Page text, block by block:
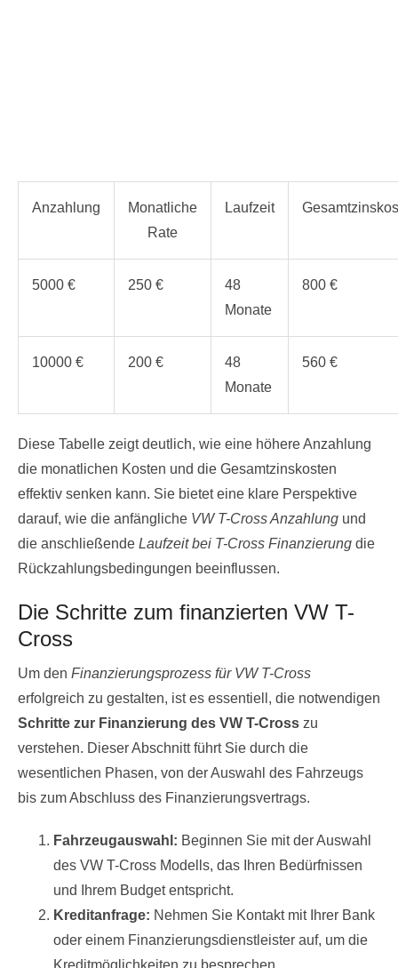
Anzahlung
Monatliche
Rate
Laufzeit
5000 € 250 €
48
Monate
800 €
10000 € 200 €
48
Monate
560 €
Diese Tabelle zeigt deutlich, wie eine höhere Anzahlung
die monatlichen Kosten und die Gesamtzinskosten
effektiv senken kann. Sie bietet eine klare Perspektive
darauf, wie die anfängliche VW T-Cross Anzahlung und
die anschließende Laufzeit bei T-Cross Finanzierung die
Rückzahlungsbedingungen beeinflussen.
Die Schritte zum finanzierten VW T-
Cross
Um den Finanzierungsprozess für VW T-Cross
erfolgreich zu gestalten, ist es essentiell, die notwendigen
Schritte zur Finanzierung des VW T-Cross zu
verstehen. Dieser Abschnitt führt Sie durch die
wesentlichen Phasen, von der Auswahl des Fahrzeugs
bis zum Abschluss des Finanzierungsvertrags.
Fahrzeugauswahl: Beginnen Sie mit der Auswahl
des VW T-Cross Modells, das Ihren Bedürfnissen
und Ihrem Budget entspricht.
Kreditanfrage: Nehmen Sie Kontakt mit Ihrer Bank
oder einem Finanzierungsdienstleister auf, um die
Kreditmöglichkeiten zu besprechen.